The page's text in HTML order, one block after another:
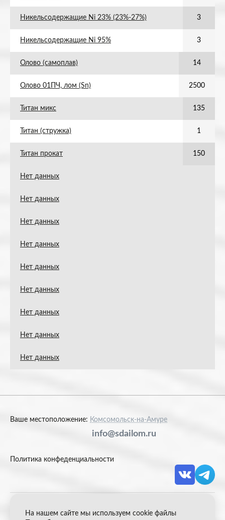
Никельсодержащие Ni 23% (23%-27%) 3
Никельсодержащие Ni 95% 3
Олово (самоплав) 14
Олово 01ПЧ, лом (Sn) 2500
Титан микс 135
Титан (стружка) 1
Титан прокат 150
Нет данных
Нет данных
Нет данных
Нет данных
Нет данных
Нет данных
Нет данных
Нет данных
Нет данных
Ваше местоположение: Комсомольск-на-Амуре
info@sdailom.ru
Политика конфеденциальности
На нашем сайте мы используем cookie файлы